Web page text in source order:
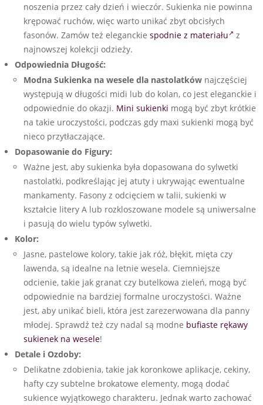
noszenia przez cały dzień i wieczór. Sukienka nie powinna
krępować ruchów, więc warto unikać zbyt obcisłych
fasonów. Zamów też eleganckie spodnie z materiału
z
najnowszej kolekcji odzieży.
Odpowiednia Długość:
Modna Sukienka na wesele dla nastolatków najczęściej
występują w długości midi lub do kolan, co jest eleganckie i
odpowiednie do okazji. Mini sukienki mogą być zbyt krótkie
na takie uroczystości, podczas gdy maxi sukienki mogą być
nieco przytłaczające.
Dopasowanie do Figury:
Ważne jest, aby sukienka była dopasowana do sylwetki
nastolatki, podkreślając jej atuty i ukrywając ewentualne
mankamenty. Fasony z odcięciem w talii, sukienki w
kształcie litery A lub rozkloszowane modele są uniwersalne
i pasują do wielu typów sylwetki.
Kolor:
Jasne, pastelowe kolory, takie jak róż, błękit, mięta czy
lawenda, są idealne na letnie wesela. Ciemniejsze
odcienie, takie jak granat czy butelkowa zieleń, mogą być
odpowiednie na bardziej formalne uroczystości. Ważne
jest, aby unikać bieli, która jest zarezerwowana dla panny
młodej. Sprawdź też czy nadal są modne bufiaste rękawy
sukienek na wesele!
Detale i Ozdoby:
Delikatne zdobienia, takie jak koronkowe aplikacje, cekiny,
hafty czy subtelne brokatowe elementy, mogą dodać
sukience wyjątkowego charakteru. Jednak warto zachować